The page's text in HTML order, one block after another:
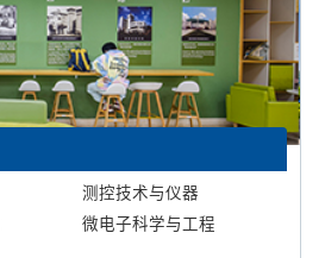
测控技术与仪器
微电子科学与工程